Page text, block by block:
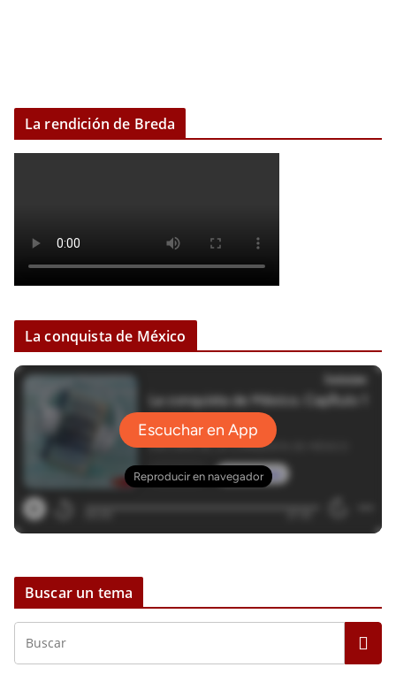
La rendición de Breda
La conquista de México
Buscar un tema